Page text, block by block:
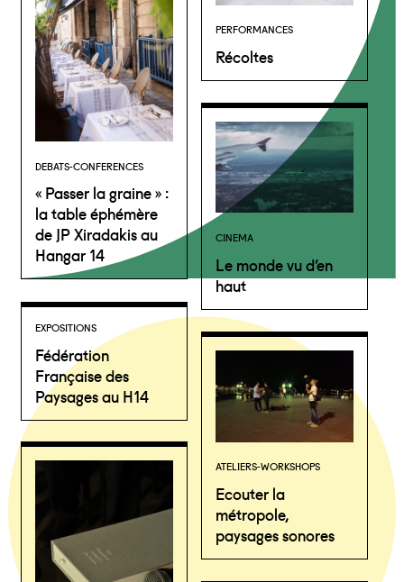
PERFORMANCES
Récoltes
DEBATS-CONFERENCES
« Passer la graine » :
la table éphémère
de JP Xiradakis au
Hangar 14
CINEMA
Le monde vu d’en
haut
EXPOSITIONS
Fédération
Française des
Paysages au H14
ATELIERS-WORKSHOPS
Ecouter la
métropole,
paysages sonores